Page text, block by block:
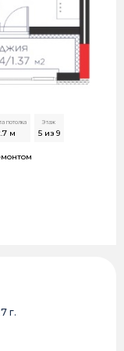
потолка
м
Этаж
5 из 9
г.